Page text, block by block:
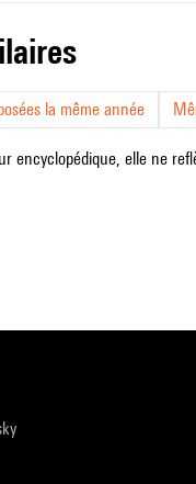
la même année
encyclopédique, elle ne